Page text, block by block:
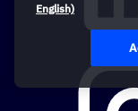
English)